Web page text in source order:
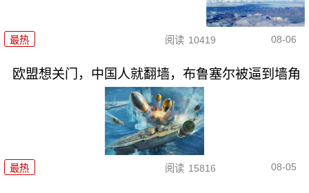
最热 阅读 10419 08-06
欧盟想关门，中国人就翻墙，布鲁塞尔被逼到墙角
最热 阅读 15816 08-05